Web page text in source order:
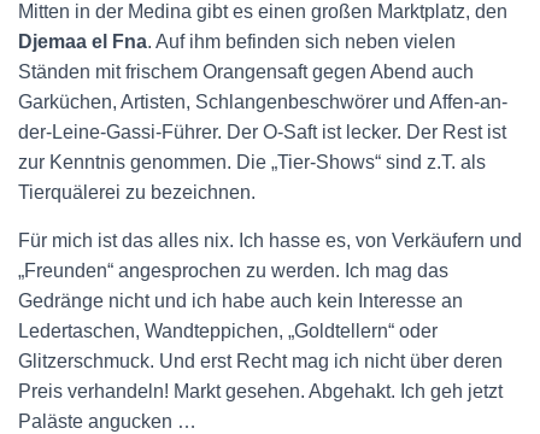
Mitten in der Medina gibt es einen großen Marktplatz, den
Djemaa el Fna. Auf ihm befinden sich neben vielen
Ständen mit frischem Orangensaft gegen Abend auch
Garküchen, Artisten, Schlangenbeschwörer und Affen-an-
der-Leine-Gassi-Führer. Der O-Saft ist lecker. Der Rest ist
zur Kenntnis genommen. Die „Tier-Shows“ sind z.T. als
Tierquälerei zu bezeichnen.
Für mich ist das alles nix. Ich hasse es, von Verkäufern und
„Freunden“ angesprochen zu werden. Ich mag das
Gedränge nicht und ich habe auch kein Interesse an
Ledertaschen, Wandteppichen, „Goldtellern“ oder
Glitzerschmuck. Und erst Recht mag ich nicht über deren
Preis verhandeln! Markt gesehen. Abgehakt. Ich geh jetzt
Paläste angucken …